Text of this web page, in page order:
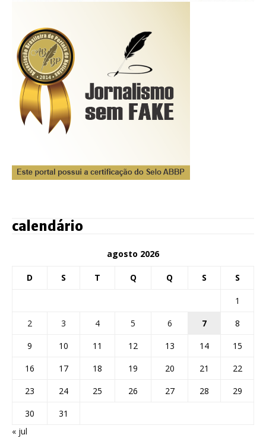
calendário
agosto 2026
D S T Q Q S S
1
2
3 4 5 6 7
8
9
10 11 12 13 14
15
16
17 18 19 20 21
22
23
24 25 26 27 28
29
30
31
« jul